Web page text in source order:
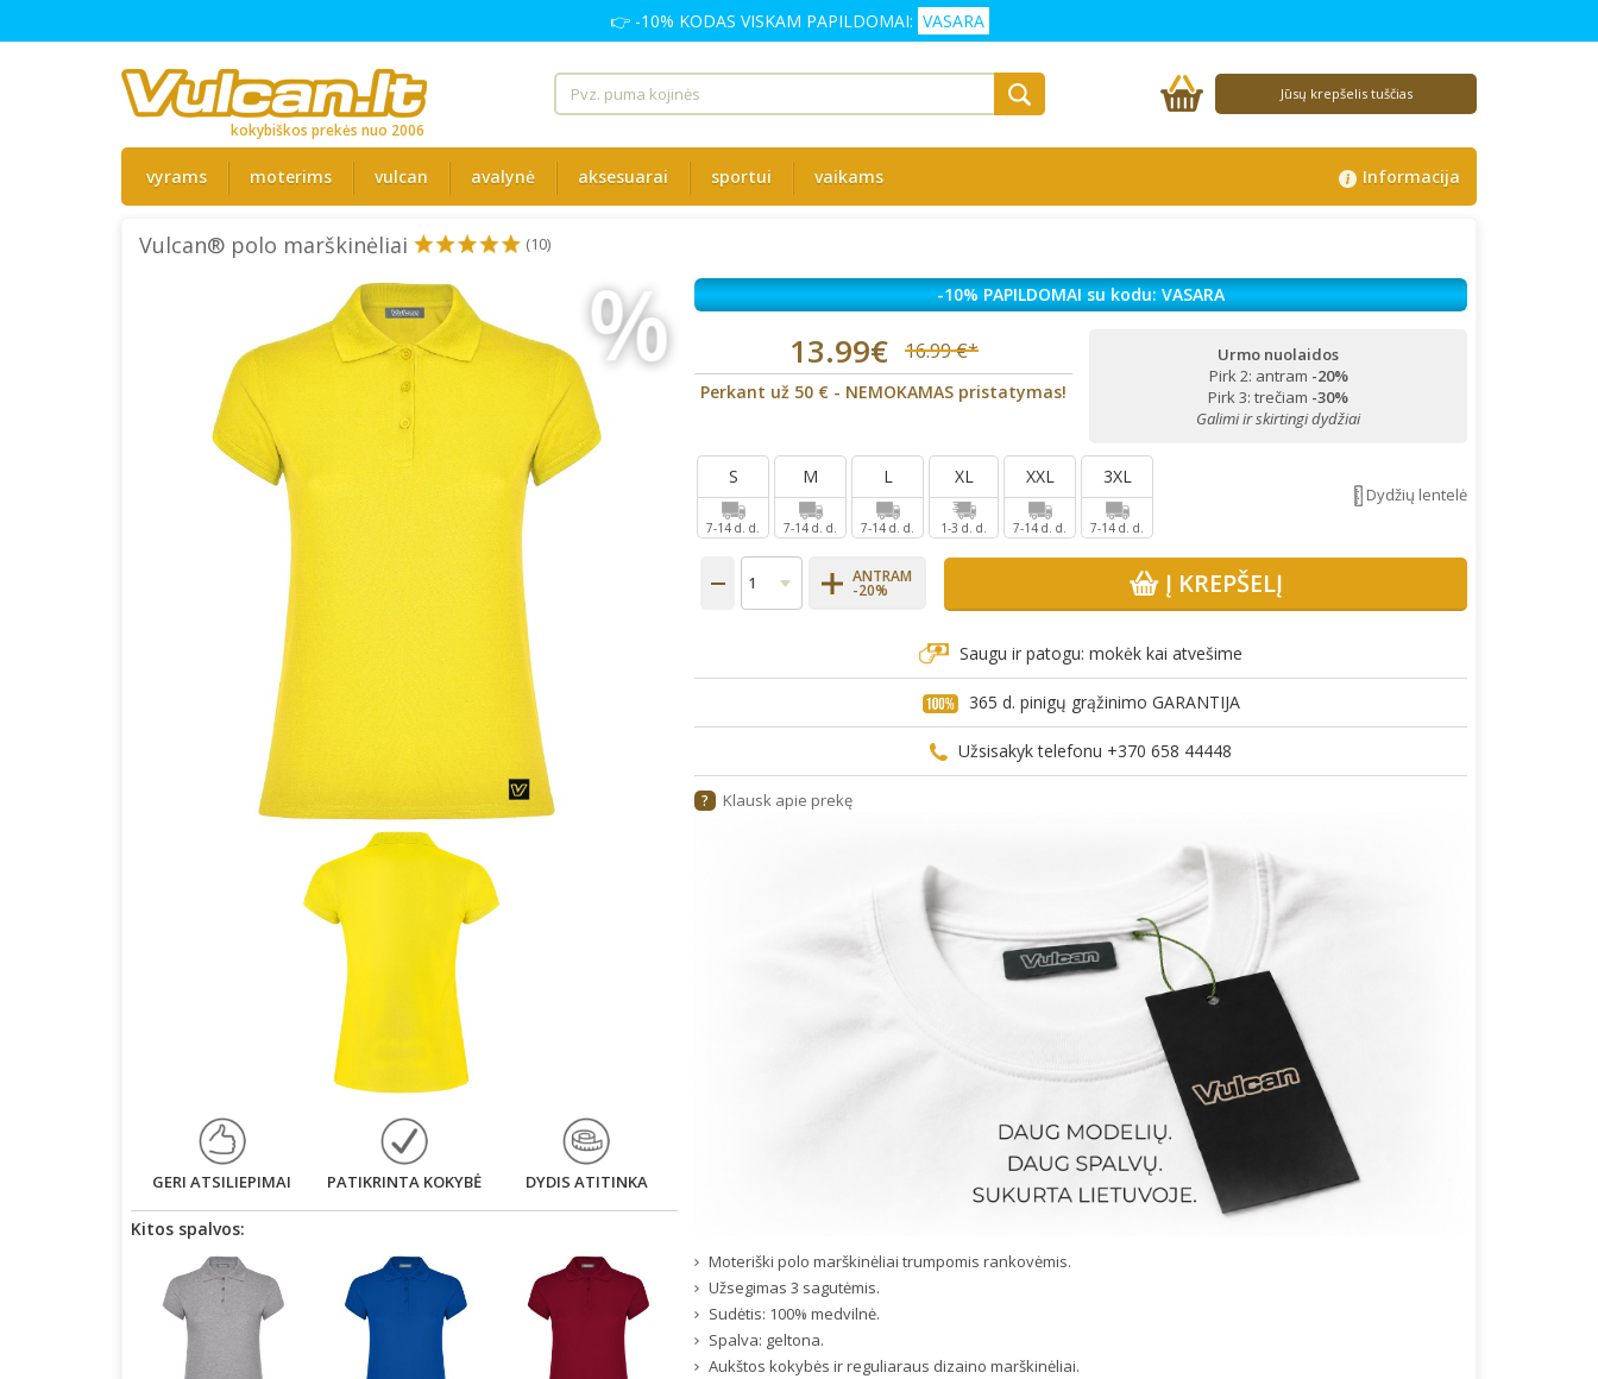
👉 -10% KODAS VISKAM PAPILDOMAI: VASARA
kokybiškos prekės nuo 2006
Jūsų krepšelis tuščias
vyrams moterims vulcan avalynė aksesuarai sportui vaikams Informacija
Vulcan® polo marškinėliai (10)
%
GERI ATSILIEPIMAI PATIKRINTA KOKYBĖ DYDIS ATITINKA
Kitos spalvos:
-10% PAPILDOMAI su kodu: VASARA
13.99€ 16.99 €*
Perkant už 50 € - NEMOKAMAS pristatymas!
Urmo nuolaidos
Pirk 2: antram -20%
Pirk 3: trečiam -30%
Galimi ir skirtingi dydžiai
Dydžių lentelė
S
7-14 d. d.
M
7-14 d. d.
L
7-14 d. d.
XL
1-3 d. d.
XXL
7-14 d. d.
3XL
7-14 d. d.
ANTRAM
-20% Į KREPŠELĮ
Saugu ir patogu: mokėk kai atvešime
365 d. pinigų grąžinimo GARANTIJA
Užsisakyk telefonu +370 658 44448
? Klausk apie prekę
Moteriški polo marškinėliai trumpomis rankovėmis.
Užsegimas 3 sagutėmis.
Sudėtis: 100% medvilnė.
Spalva: geltona.
Aukštos kokybės ir reguliaraus dizaino marškinėliai.